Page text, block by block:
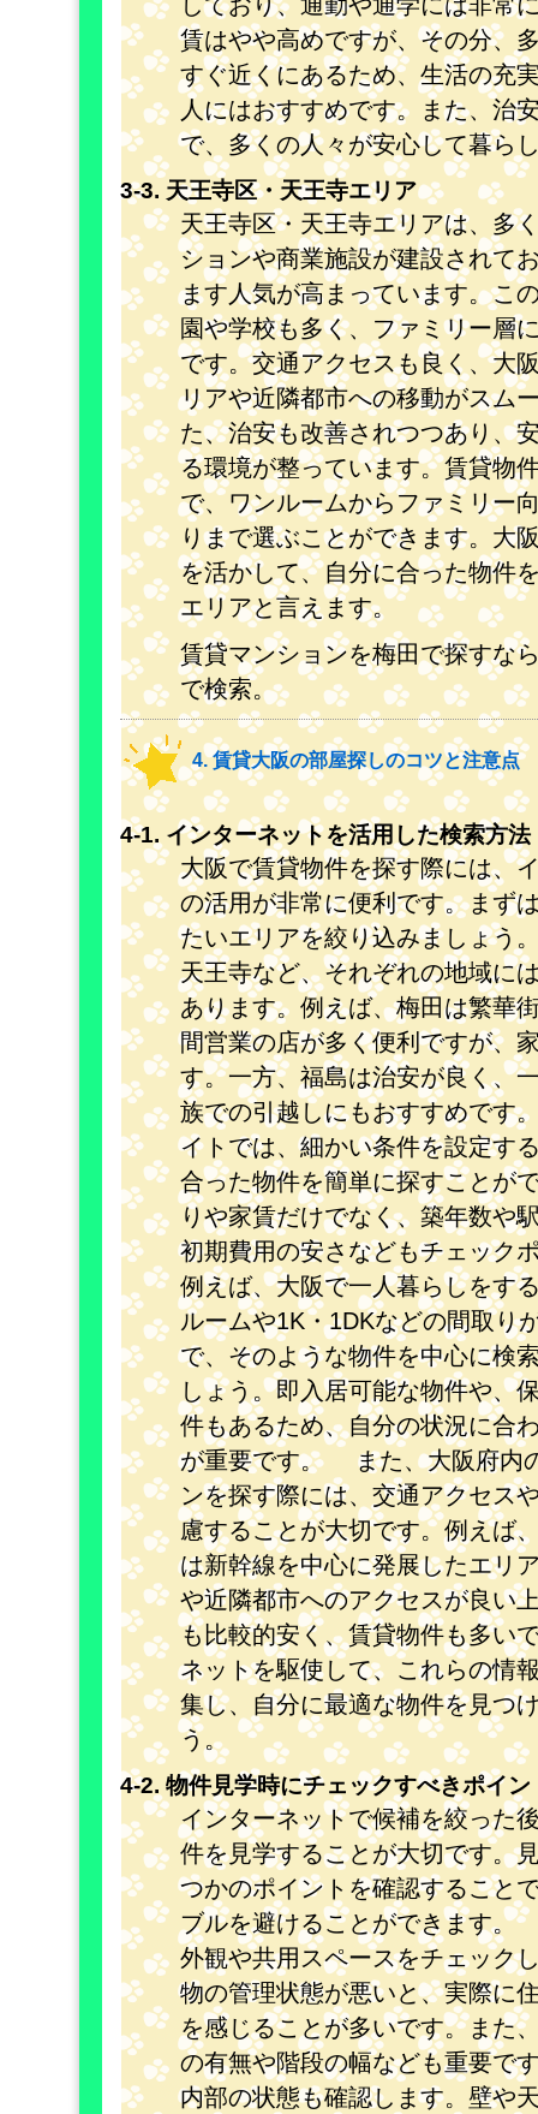
賃はやや高めですが、その分、
すぐ近くにあるため、生活の充
人にはおすすめです。また、治
で、多くの人々が安心して暮ら
3-3. 天王寺区・天王寺エリア
天王寺区・天王寺エリアは、多
ションや商業施設が建設されて
ます人気が高まっています。こ
園や学校も多く、ファミリー層
です。交通アクセスも良く、大
リアや近隣都市への移動がスム
た、治安も改善されつつあり、
る環境が整っています。賃貸物
で、ワンルームからファミリー
りまで選ぶことができます。大
を活かして、自分に合った物件
エリアと言えます。
賃貸マンションを梅田で探すな
で検索。
4. 賃貸大阪の部屋探しのコツと注意点
4-1. インターネットを活用した検索方法
大阪で賃貸物件を探す際には、
の活用が非常に便利です。まず
たいエリアを絞り込みましょう
天王寺など、それぞれの地域に
あります。例えば、梅田は繁華
間営業の店が多く便利ですが、
す。一方、福島は治安が良く、
族での引越しにもおすすめで
イトでは、細かい条件を設定す
合った物件を簡単に探すことが
りや家賃だけでなく、築年数や
初期費用の安さなどもチェック
例えば、大阪で一人暮らしをす
ルームや1K・1DKなどの間取り
で、そのような物件を中心に検
しょう。即入居可能な物件や、
件もあるため、自分の状況に合
が重要です。 また、大阪府内
ンを探す際には、交通アクセス
慮することが大切です。例えば
は新幹線を中心に発展したエリ
や近隣都市へのアクセスが良い
も比較的安く、賃貸物件も多い
ネットを駆使して、これらの情
集し、自分に最適な物件を見つ
う。
4-2. 物件見学時にチェックすべきポイン
インターネットで候補を絞った
件を見学することが大切です。
つかのポイントを確認すること
ブルを避けることができます
外観や共用スペースをチェック
物の管理状態が悪いと、実際に
を感じることが多いです。また
の有無や階段の幅なども重要で
内部の状態も確認します。壁や